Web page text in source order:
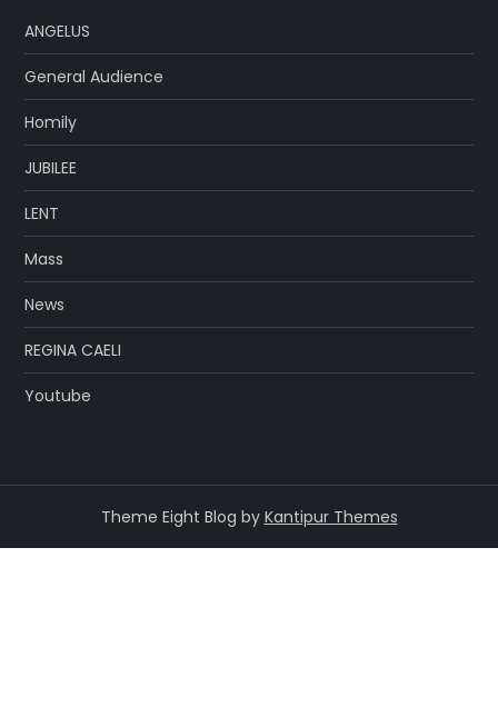
ANGELUS
General Audience
Homily
JUBILEE
LENT
Mass
News
REGINA CAELI
Youtube
Theme Eight Blog by Kantipur Themes